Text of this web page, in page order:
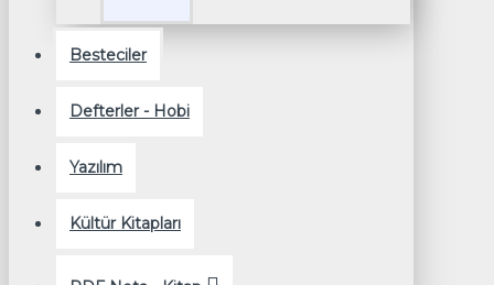
Besteciler
Defterler - Hobi
Yazılım
Kültür Kitapları